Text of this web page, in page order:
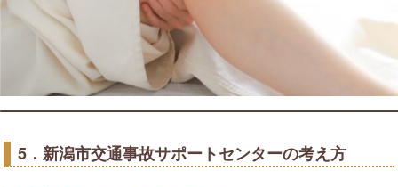
5．新潟市交通事故サポートセンターの考え方